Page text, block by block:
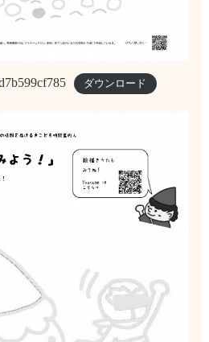
ダウンロード